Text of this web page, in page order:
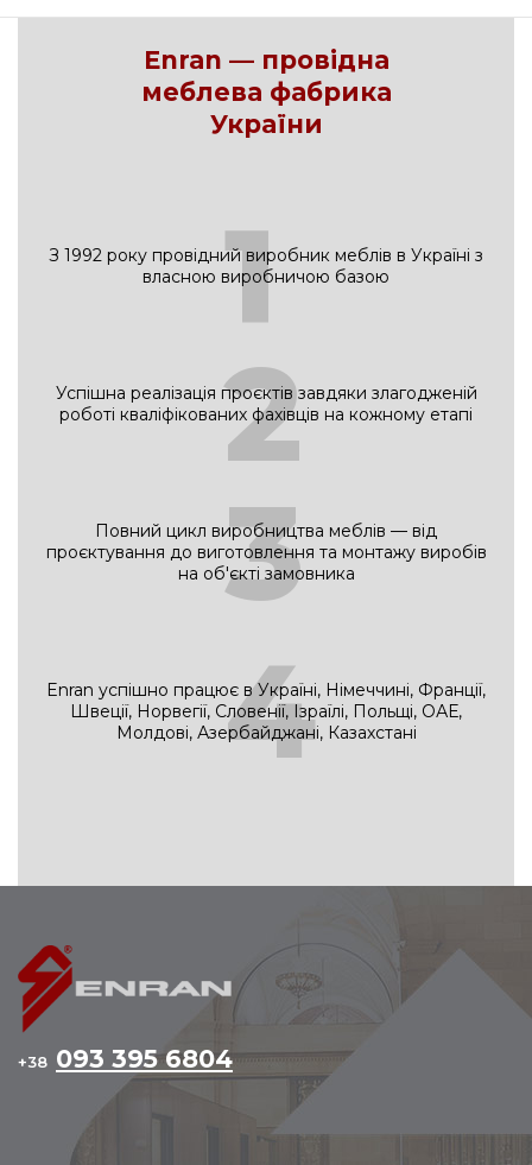
Enran — провідна
меблева фабрика
України
1
З 1992 року провідний виробник меблів в Україні з
власною виробничою базою
2
Успішна реалізація проєктів завдяки злагодженій
роботі кваліфікованих фахівців на кожному етапі
3
Повний цикл виробництва меблів — від
проєктування до виготовлення та монтажу виробів
на об'єкті замовника
4
Enran успішно працює в Україні, Німеччині, Франції,
Швеції, Норвегії, Словенії, Ізраїлі, Польщі, ОАЕ,
Молдові, Азербайджані, Казахстані
+38 093 395 6804